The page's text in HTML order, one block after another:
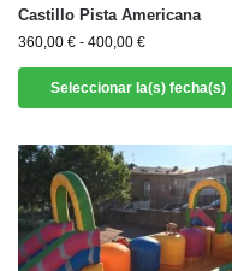
Castillo Pista Americana
360,00 € - 400,00 €
Seleccionar la(s) fecha(s)